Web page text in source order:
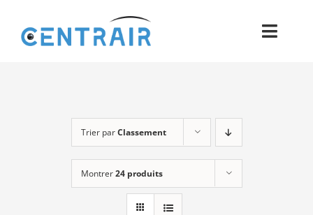
contenu
Moyens
Pièces
Process
Trier parClassement
Montrer24 produits